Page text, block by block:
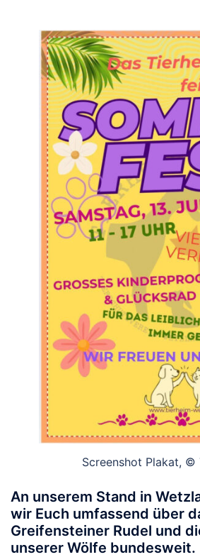
Screenshot Plakat, ©
An unserem Stand in
wir Euch umfassend über
Greifensteiner Rudel und
unserer Wölfe bundesweit.